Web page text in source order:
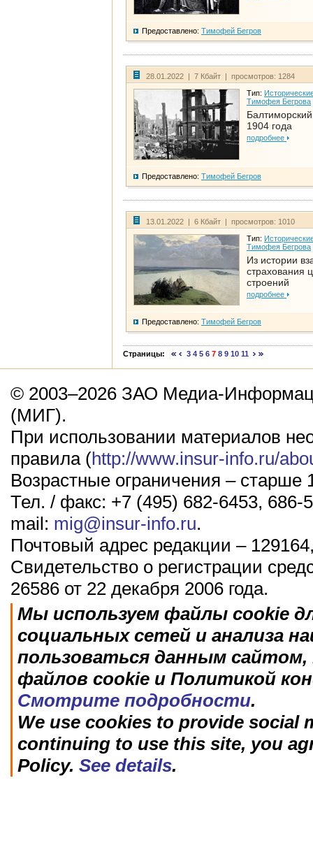
Предоставлено: Тимофей Бегров
28.01.2022 | 7 Кбайт | просмотров: 1284
Тип:
Тимофея Бегрова
1904 года
подробнее
Предоставлено: Тимофей Бегров
13.01.2022 | 6 Кбайт | просмотров: 1010
Тип:
Тимофея Бегрова
Из истории
страхования
строений
подробнее
Предоставлено: Тимофей Бегров
Страницы: 3 4 5 6 7 8 9 10 11
© 2003–2026 ЗАО Медиа-
(МИГ).
При использовании материалов
правила (http://www.insur-info.ru/
Возрастные ограничения – старше
Тел. / факс: +7 (495) 682-6453, 686-
mail: mig@insur-info.ru.
Почтовый адрес редакции –
Свидетельство о регистрации
26586 от 22 декабря 2006 года.
Мы используем файлы cookie
социальных сетей и анализа
пользоваться данным
файлов cookie и Политикой
Смотрите подробности.
We use cookies to provide social
continuing to use this site, you
Policy. See details.